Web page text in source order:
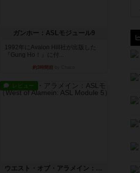
ガンホー：ASLモジュール9
1992年にAvalon Hill社が出版した
『Gung Ho！』に付...
約3時間前
レビュー
ウエスト・オブ・アラメイン：ASLモジュール5